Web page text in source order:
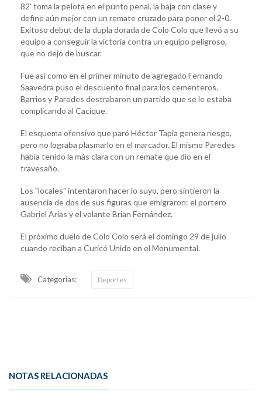
82' toma la pelota en el punto penal, la baja con clase y
define aún mejor con un remate cruzado para poner el 2-0.
Exitoso debut de la dupla dorada de Colo Colo que llevó a su
equipo a conseguir la victoria contra un equipo peligroso,
que no dejó de buscar.
Fue así como en el primer minuto de agregado Fernando
Saavedra puso el descuento final para los cementeros.
Barrios y Paredes destrabaron un partido que se le estaba
complicando al Cacique.
El esquema ofensivo que paró Héctor Tapia genera riesgo,
pero no lograba plasmarlo en el marcador. El mismo Paredes
había tenido la más clara con un remate que dio en el
travesaño.
Los "locales" intentaron hacer lo suyo, pero sintieron la
ausencia de dos de sus figuras que emigraron: el portero
Gabriel Arias y el volante Brian Fernández.
El próximo duelo de Colo Colo será el domingo 29 de julio
cuando reciban a Curicó Unido en el Monumental.
Categorias: Deportes
NOTAS RELACIONADAS